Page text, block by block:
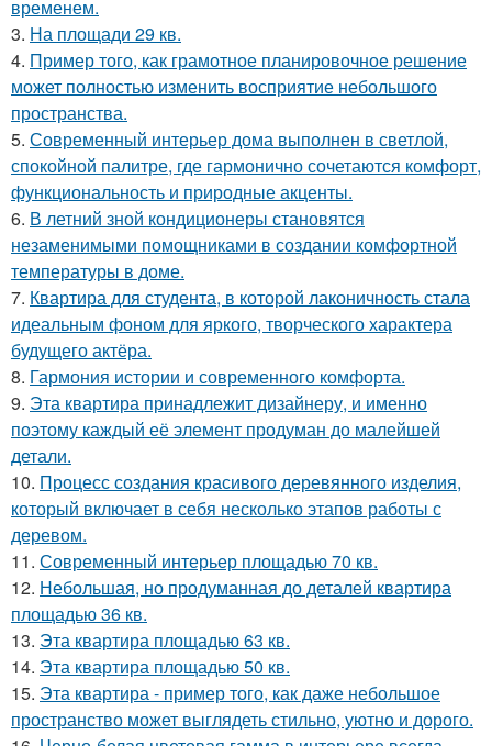
временем.
3. На площади 29 кв.
4. Пример того, как грамотное планировочное решение
может полностью изменить восприятие небольшого
пространства.
5. Современный интерьер дома выполнен в светлой,
спокойной палитре, где гармонично сочетаются комфорт,
функциональность и природные акценты.
6. В летний зной кондиционеры становятся
незаменимыми помощниками в создании комфортной
температуры в доме.
7. Квартира для студента, в которой лаконичность стала
идеальным фоном для яркого, творческого характера
будущего актёра.
8. Гармония истории и современного комфорта.
9. Эта квартира принадлежит дизайнеру, и именно
поэтому каждый её элемент продуман до малейшей
детали.
10. Процесс создания красивого деревянного изделия,
который включает в себя несколько этапов работы с
деревом.
11. Современный интерьер площадью 70 кв.
12. Небольшая, но продуманная до деталей квартира
площадью 36 кв.
13. Эта квартира площадью 63 кв.
14. Эта квартира площадью 50 кв.
15. Эта квартира - пример того, как даже небольшое
пространство может выглядеть стильно, уютно и дорого.